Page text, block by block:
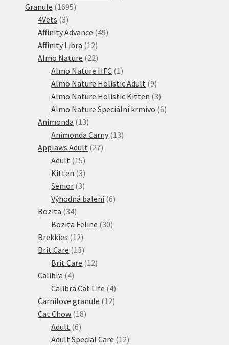
Granule 16951695
4Vets 33
produkty
Affinity Advance 4949
Affinity Libra 1212
produktů
Almo Nature 2222
produktů
Almo Nature HFC 1 1
produkt
Almo Nature Holistic Adult 99
produktů
Almo Nature Holistic Kitten 33
produkty
Almo Nature Speciální krmivo 66
Animonda 1313
produktů
Animonda Carny 1313
Applaws Adult 2727
Adult 1515
produktů
Kitten 33
produkty
Senior 33
produkty
Výhodná balení 66
Bozita 3434
produktů
Bozita Feline 3030
Brekkies 1212
produktů
Brit Care 1313
produktů
Brit Care 1212
Calibra 44
produkty
Calibra Cat Life 44
produkty
Carnilove granule 1212
Cat Chow 1818
Adult 66
produktů
Adult Special Care 1212